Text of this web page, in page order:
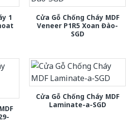
1
Cửa Gỗ Chống Cháy MDF
Veneer P1R5 Xoan Đào-
SGD
Cửa Gỗ Chống Cháy MDF
Laminate-a-SGD